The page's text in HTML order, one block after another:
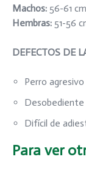
Machos: 56-61
Hembras: 51-56
DEFECTOS DE
Perro
Difícil de
Para ver